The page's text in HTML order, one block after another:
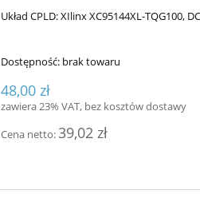
Układ CPLD: XIlinx XC95144XL-TQG100,
Dostępność: brak towaru
48,00 zł
zawiera 23% VAT, bez kosztów dostawy
Cena netto:39,02 zł